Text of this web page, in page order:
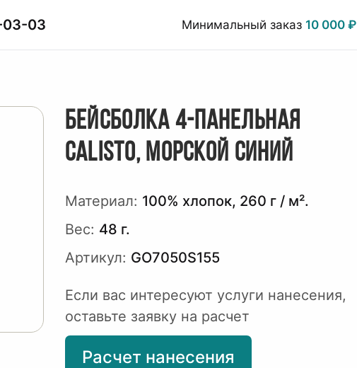
03-03 Минимальный заказ 10 000 ₽
БЕЙСБОЛКА 4-ПАНЕЛЬНАЯ
CALISTO, МОРСКОЙ СИНИЙ
Материал: 100% хлопок, 260 г / м².
Вес: 48 г.
Артикул: GO7050S155
Если вас интересуют услуги нанесения,
оставьте заявку на расчет
Расчет нанесения